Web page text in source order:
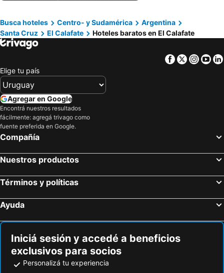
Marcopolo Suites Calafate
Lar Aike
Hostería Austral
Aikendor Hotel Panorámico
Hotel Michelangelo
Paraíso Patagónico
Don Pepe Hotel y Cabañas
Konke Calafate
Edenia Hotel & Nature
Terraza Coirones Hotel
MadreTierra Patagonia
Kau Yatún Hotel Boutique
Aparts Calafate Suites
Kalenshen Calafate
Los Fresnos
Quijote Hotel
Busca hoteles Centro- y Sudamérica
Argentina
Santa Cruz
El Calafate Hoteles baratos en El Calafate
Facebook
Twitter
Elige tu país
Agregar en Google
Encontrá nuestros resultados
fácilmente: agregá trivago como
fuente preferida en Google.
Compañía
Nuestros productos
Términos y políticas
Ayuda
Iniciá sesión y accedé a beneficios
exclusivos para socios
Personalizá tu experiencia